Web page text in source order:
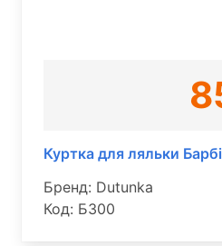
Куртка для ляльки
Бренд: Dutunka
Код: Б300